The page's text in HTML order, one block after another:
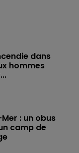
dans
hommes
: un obus
camp de